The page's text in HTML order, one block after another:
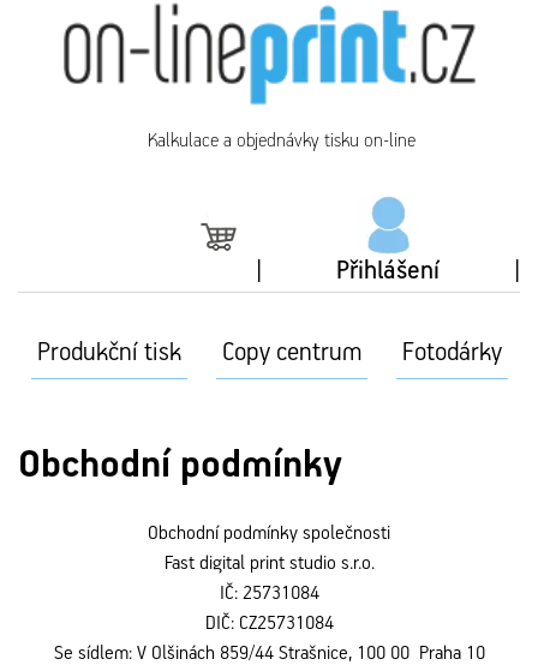
Kalkulace a objednávky tisku on-line
Přihlášení
Produkční tisk Copy centrum Fotodárky
Obchodní podmínky
Obchodní podmínky společnosti
Fast digital print studio s.r.o.
IČ: 25731084
DIČ: CZ25731084
Se sídlem: V Olšinách 859/44 Strašnice, 100 00 Praha 10